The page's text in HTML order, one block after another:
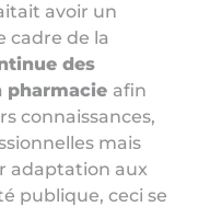
avoir un
cadre de la
des
pharmacie afin
connaissances,
mais
adaptation aux
publique, ceci se